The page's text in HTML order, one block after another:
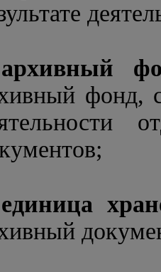
архивный
фонд,
единица